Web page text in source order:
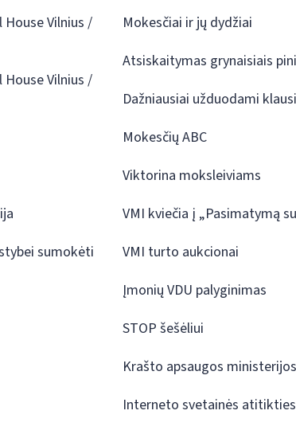
Vilnius /
Vilnius /
sumokėti
Mokesčiai ir jų dydžiai
Atsiskaitymas grynaisiais
Dažniausiai užduodami
Mokesčių ABC
Viktorina moksleiviams
VMI kviečia į „Pasimatymą
VMI turto aukcionai
Įmonių VDU palyginimas
STOP šešėliui
Krašto apsaugos
Interneto svetainės